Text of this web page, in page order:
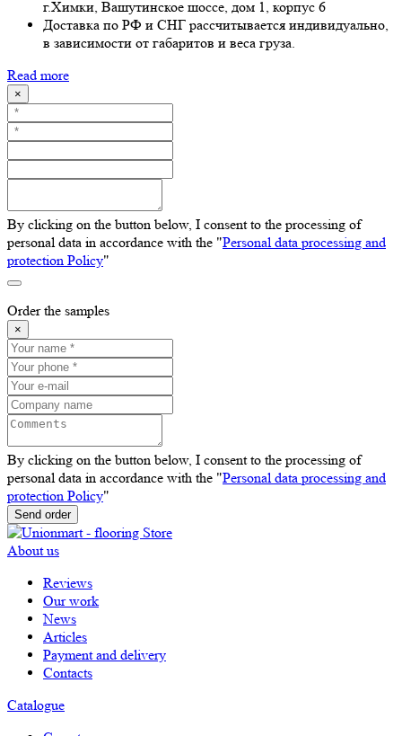
г.Химки, Вашутинское шоссе, дом 1, корпус 6
Доставка по РФ и СНГ рассчитывается индивидуально,
в зависимости от габаритов и веса груза.
Read more
×
By clicking on the button below, I consent to the processing of
personal data in accordance with the "Personal data processing and
protection Policy"
Order the samples
×
By clicking on the button below, I consent to the processing of
personal data in accordance with the "Personal data processing and
protection Policy"
Send order
About us
Reviews
Our work
News
Articles
Payment and delivery
Contacts
Catalogue